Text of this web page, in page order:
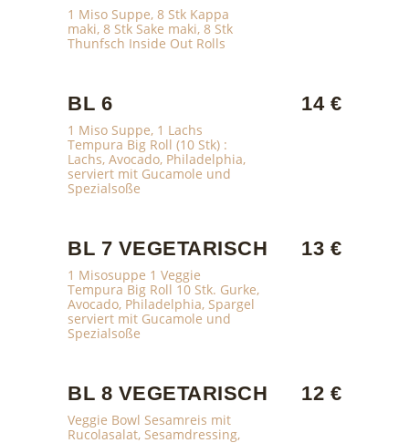
1 Miso Suppe, 8 Stk Kappa
maki, 8 Stk Sake maki, 8 Stk
Thunfsch Inside Out Rolls
BL 6 14 €
1 Miso Suppe, 1 Lachs
Tempura Big Roll (10 Stk) :
Lachs, Avocado, Philadelphia,
serviert mit Gucamole und
Spezialsoße
BL 7 VEGETARISCH 13 €
1 Misosuppe 1 Veggie
Tempura Big Roll 10 Stk. Gurke,
Avocado, Philadelphia, Spargel
serviert mit Gucamole und
Spezialsoße
BL 8 VEGETARISCH 12 €
Veggie Bowl Sesamreis mit
Rucolasalat, Sesamdressing,